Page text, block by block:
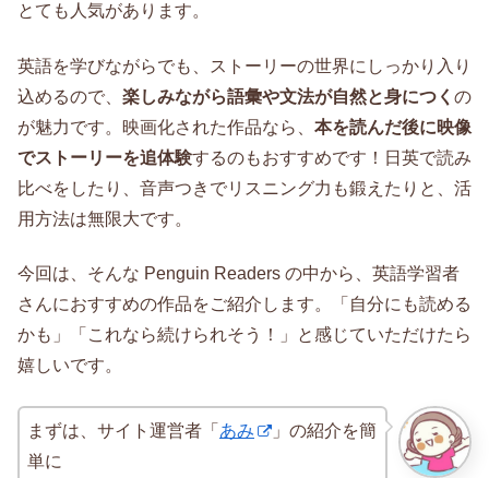
とても人気があります。
英語を学びながらでも、ストーリーの世界にしっかり入り
込めるので、 楽しみながら語彙や文法が自然と身につく の
が魅力です。映画化された作品なら、 本を読んだ後に映像
でストーリーを追体験するのもおすすめです！日英で読み
比べをしたり、音声つきでリスニング力も鍛えたりと、活
用方法は無限大です。
今回は、そんな Penguin Readers の中から、英語学習者
さんにおすすめの作品をご紹介します。「自分にも読める
かも」「これなら続けられそう！」と感じていただけたら
嬉しいです。
まずは、サイト運営者「 あみ
」の紹介を簡
単に